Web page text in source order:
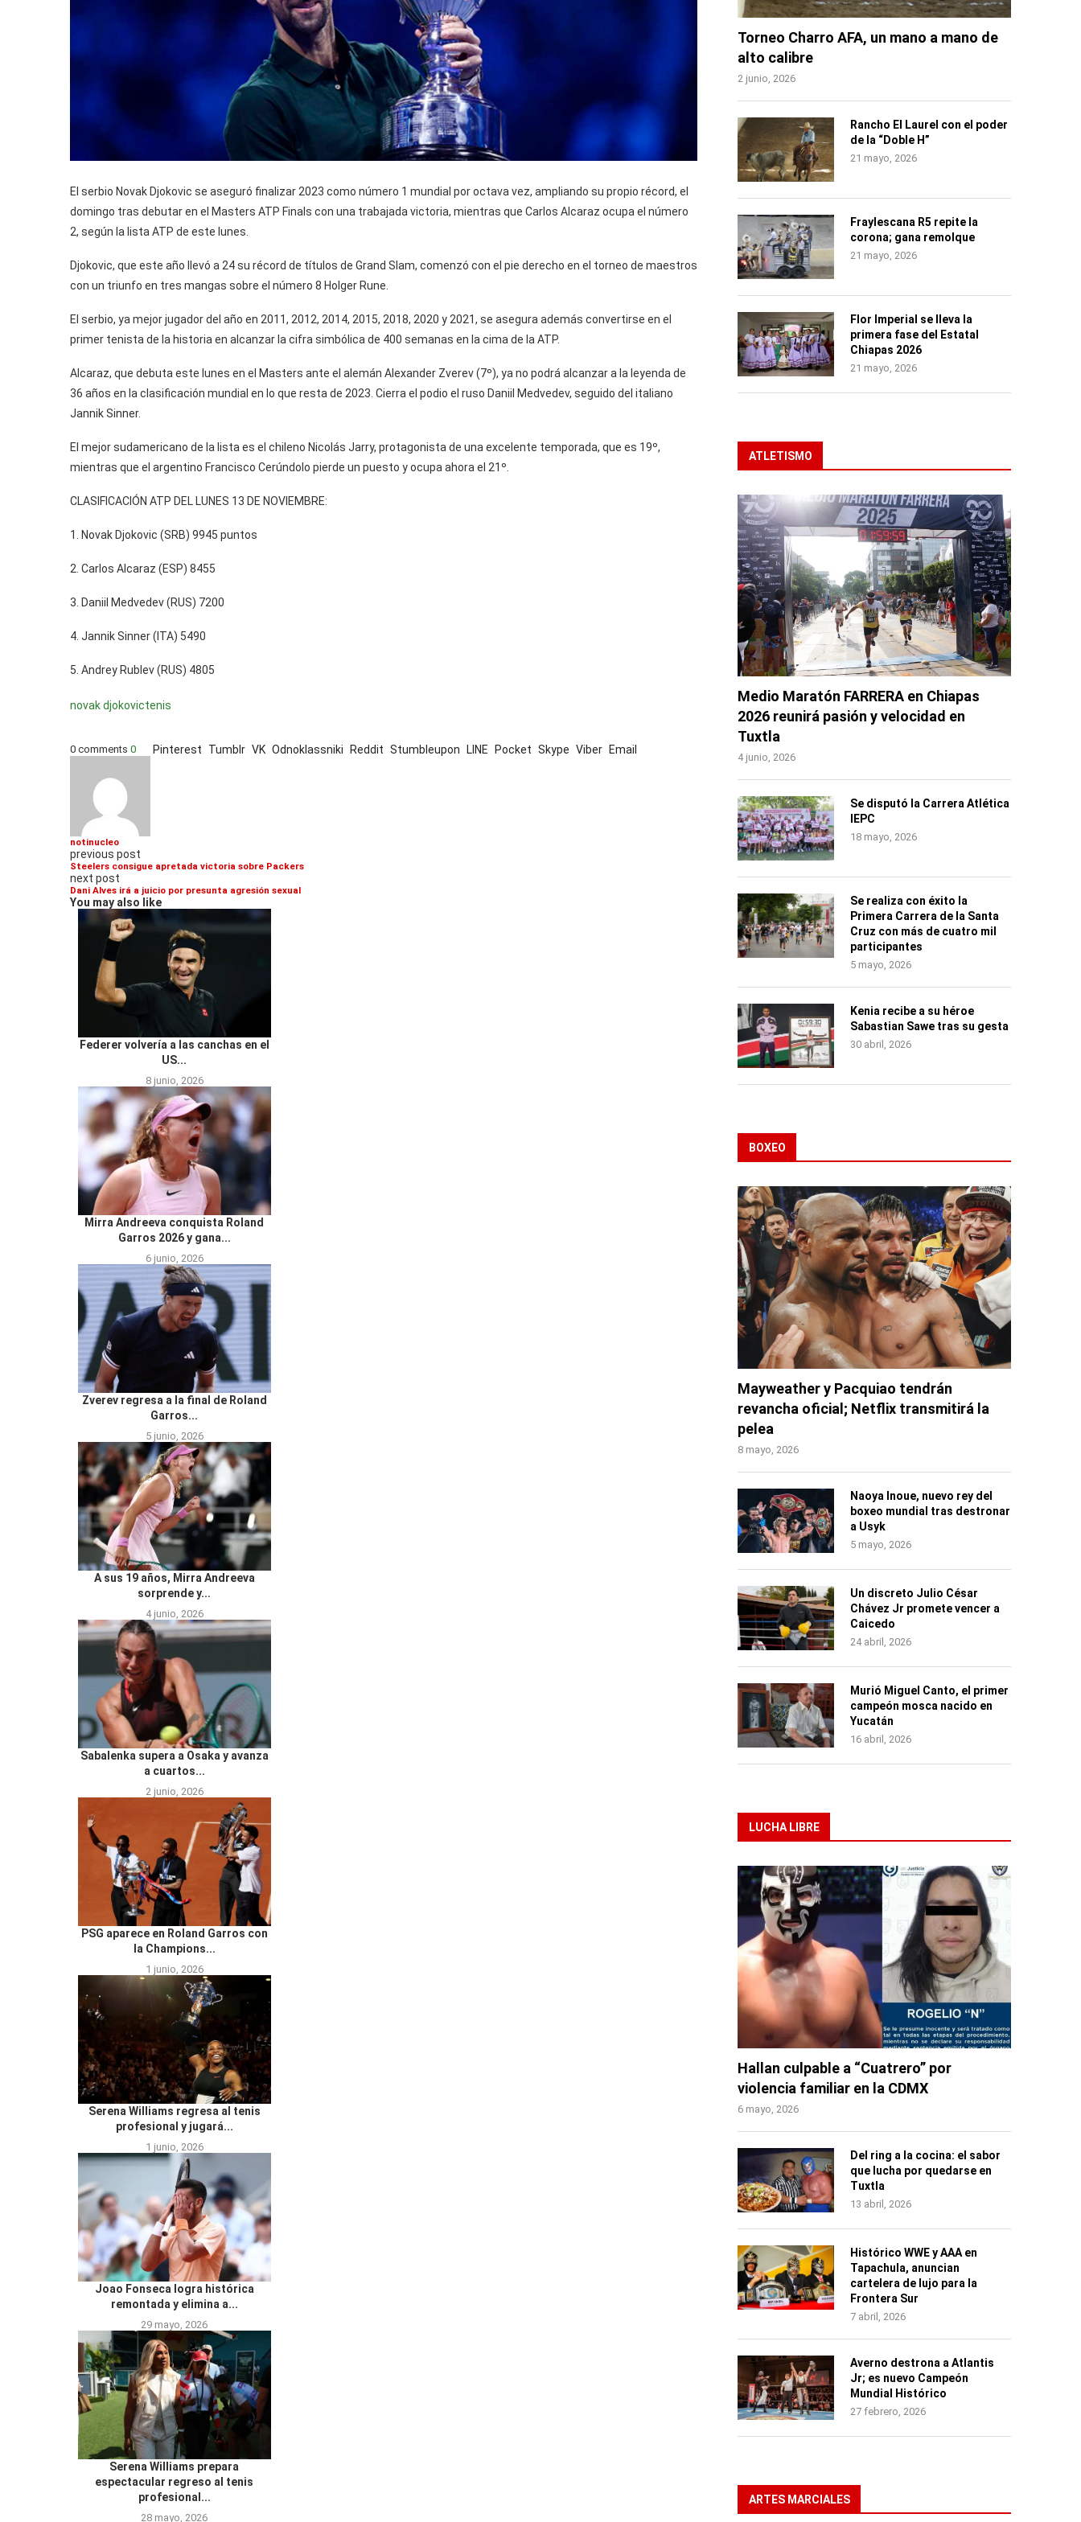
El serbio Novak Djokovic se aseguró finalizar 2023 como número 1 mundial por octava vez, ampliando su propio récord, el
domingo tras debutar en el Masters ATP Finals con una trabajada victoria, mientras que Carlos Alcaraz ocupa el número
2, según la lista ATP de este lunes.
Djokovic, que este año llevó a 24 su récord de títulos de Grand Slam, comenzó con el pie derecho en el torneo de maestros
con un triunfo en tres mangas sobre el número 8 Holger Rune.
El serbio, ya mejor jugador del año en 2011, 2012, 2014, 2015, 2018, 2020 y 2021, se asegura además convertirse en el
primer tenista de la historia en alcanzar la cifra simbólica de 400 semanas en la cima de la ATP.
Alcaraz, que debuta este lunes en el Masters ante el alemán Alexander Zverev (7º), ya no podrá alcanzar a la leyenda de
36 años en la clasificación mundial en lo que resta de 2023. Cierra el podio el ruso Daniil Medvedev, seguido del italiano
Jannik Sinner.
El mejor sudamericano de la lista es el chileno Nicolás Jarry, protagonista de una excelente temporada, que es 19º,
mientras que el argentino Francisco Cerúndolo pierde un puesto y ocupa ahora el 21º.
CLASIFICACIÓN ATP DEL LUNES 13 DE NOVIEMBRE:
1. Novak Djokovic (SRB) 9945 puntos
2. Carlos Alcaraz (ESP) 8455
3. Daniil Medvedev (RUS) 7200
4. Jannik Sinner (ITA) 5490
5. Andrey Rublev (RUS) 4805
novak djokovictenis
0 comments 0 Pinterest Tumblr VK Odnoklassniki Reddit Stumbleupon LINE Pocket Skype Viber Email
notinucleo
previous post
Steelers consigue apretada victoria sobre Packers
next post
Dani Alves irá a juicio por presunta agresión sexual
You may also like
Federer volvería a las canchas en el
US...
8 junio, 2026
Mirra Andreeva conquista Roland
Garros 2026 y gana...
6 junio, 2026
Zverev regresa a la final de Roland
Garros...
5 junio, 2026
A sus 19 años, Mirra Andreeva
sorprende y...
4 junio, 2026
Sabalenka supera a Osaka y avanza
a cuartos...
2 junio, 2026
PSG aparece en Roland Garros con
la Champions...
1 junio, 2026
Serena Williams regresa al tenis
profesional y jugará...
1 junio, 2026
Joao Fonseca logra histórica
remontada y elimina a...
29 mayo, 2026
Serena Williams prepara
espectacular regreso al tenis
profesional...
28 mayo, 2026
Torneo Charro AFA, un mano a mano de
alto calibre
2 junio, 2026
Rancho El Laurel con el poder
de la “Doble H”
21 mayo, 2026
Fraylescana R5 repite la
corona; gana remolque
21 mayo, 2026
Flor Imperial se lleva la
primera fase del Estatal
Chiapas 2026
21 mayo, 2026
ATLETISMO
Medio Maratón FARRERA en Chiapas
2026 reunirá pasión y velocidad en
Tuxtla
4 junio, 2026
Se disputó la Carrera Atlética
IEPC
18 mayo, 2026
Se realiza con éxito la
Primera Carrera de la Santa
Cruz con más de cuatro mil
participantes
5 mayo, 2026
Kenia recibe a su héroe
Sabastian Sawe tras su gesta
30 abril, 2026
BOXEO
Mayweather y Pacquiao tendrán
revancha oficial; Netflix transmitirá la
pelea
8 mayo, 2026
Naoya Inoue, nuevo rey del
boxeo mundial tras destronar
a Usyk
5 mayo, 2026
Un discreto Julio César
Chávez Jr promete vencer a
Caicedo
24 abril, 2026
Murió Miguel Canto, el primer
campeón mosca nacido en
Yucatán
16 abril, 2026
LUCHA LIBRE
Hallan culpable a “Cuatrero” por
violencia familiar en la CDMX
6 mayo, 2026
Del ring a la cocina: el sabor
que lucha por quedarse en
Tuxtla
13 abril, 2026
Histórico WWE y AAA en
Tapachula, anuncian
cartelera de lujo para la
Frontera Sur
7 abril, 2026
Averno destrona a Atlantis
Jr; es nuevo Campeón
Mundial Histórico
27 febrero, 2026
ARTES MARCIALES